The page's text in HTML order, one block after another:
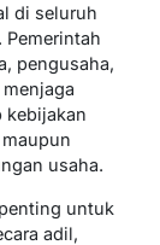
di seluruh
pengusaha,
kebijakan
usaha.
untuk
adil,